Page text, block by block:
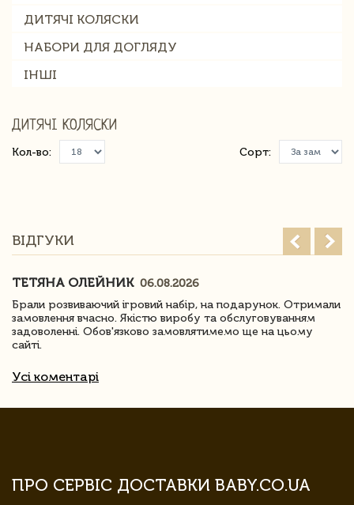
ДИТЯЧІ КОЛЯСКИ
НАБОРИ ДЛЯ ДОГЛЯДУ
ІНШІ
ДИТЯЧІ КОЛЯСКИ
Кол-во: Сорт:
ВІДГУКИ
ТЕТЯНА ОЛЕЙНИК 06.08.2026
Брали розвиваючий ігровий набір, на подарунок. Отримали
замовлення вчасно. Якістю виробу та обслуговуванням
задоволенні. Обов'язково замовлятимемо ще на цьому
сайті.
Усі коментарі
ПРО СЕРВІС ДОСТАВКИ BABY.CO.UA